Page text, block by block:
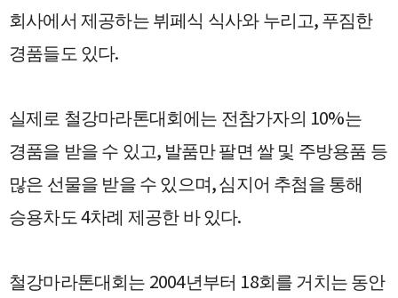
회사에서 제공하는 뷔페식 식사와 누리고, 푸짐한
경품들도 있다.
실제로 철강마라톤대회에는 전참가자의 10%는
경품을 받을 수 있고, 발품만 팔면 쌀 및 주방용품 등
많은 선물을 받을 수 있으며,심지어 추첨을 통해
승용차도 4차례 제공한 바 있다.
철강마라톤대회는 2004년부터 18회를 거치는 동안